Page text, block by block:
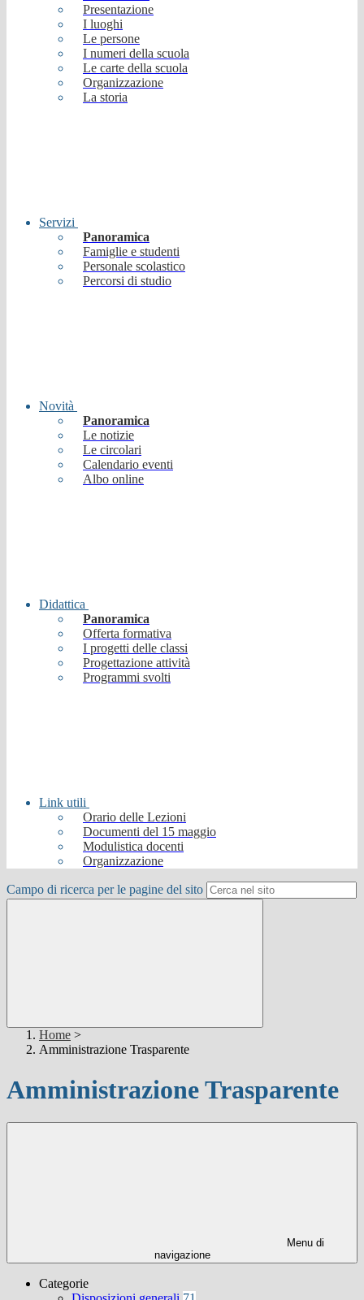
Presentazione
I luoghi
Le persone
I numeri della scuola
Le carte della scuola
Organizzazione
La storia
Servizi
Panoramica
Famiglie e studenti
Personale scolastico
Percorsi di studio
Novità
Panoramica
Le notizie
Le circolari
Calendario eventi
Albo online
Didattica
Panoramica
Offerta formativa
I progetti delle classi
Progettazione attività
Programmi svolti
Link utili
Orario delle Lezioni
Documenti del 15 maggio
Modulistica docenti
Organizzazione
Campo di ricerca per le pagine del sito
Home >
Amministrazione Trasparente
Amministrazione Trasparente
Menu di
navigazione
Categorie